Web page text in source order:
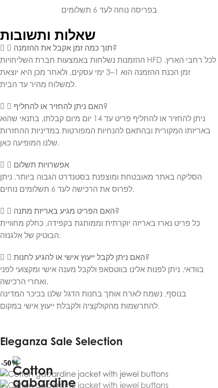
בפריסה נוחה לעד 6 תשלומים
שאלות ותשובות
תוך כמה זמן אקבל את ההזמנה?
ההזמנות נשלחות באמצעות חברת השליחויות HFD לכל רחבי הארץ.
זמן הכנת ההזמנה הוא 1–3 ימי עסקים, ולאחר מכן היא יוצאת
למשלוח מהיר עד הבית.
האם ניתן להחזיר או להחליף?
ניתן להחזיר או להחליף פריט עד 14 יום מיום קבלתו, בתנאי שהוא
באריזתו המקורית ובהתאם להנחיות המפורטות במדיניות ההחזרות
שלנו המופיעה כאן.
אפשרויות תשלום
הסליקה באתר מאובטחת ומוצפנת בסטנדרט הגבוה ביותר. ניתן
לפרוס את הרכישה לעד 6 תשלומים נוחים.
האם הפריט מגיע באריזת מתנה?
כל פריט נארז באריזה יוקרתית וממותגת בקפידה, כחלק מחוויית
הבוטיק של אלגנזה.
האם ניתן לקבל ייעוץ אישי או להגיע לחנות?
בוודאי. ניתן לפנות אלינו בווטסאפ ולקבל מענה אישי ומקצועי לפני
ואחרי הרכישה.
בנוסף, נשמח לארח אותך בחנות הדגל שלנו בכיכר המדינה
להתרשמות מהקולקציה ולקבלת ייעוץ אישי במקום.
Eleganza Sale Selection
-50%